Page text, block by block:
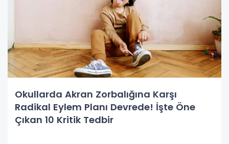
Okullarda Akran Zorbalığına Karşı
Radikal Eylem Planı Devrede! İşte Öne
Çıkan 10 Kritik Tedbir